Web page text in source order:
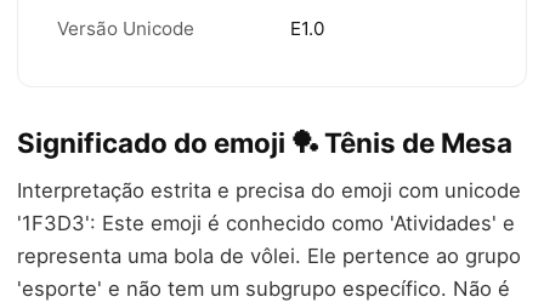
Versão Unicode E1.0
Significado do emoji 🏓 Tênis de Mesa
Interpretação estrita e precisa do emoji com unicode
'1F3D3': Este emoji é conhecido como 'Atividades' e
representa uma bola de vôlei. Ele pertence ao grupo
'esporte' e não tem um subgrupo específico. Não é